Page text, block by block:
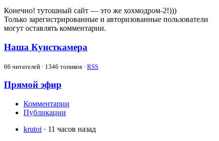
Конечно! тутошный сайт — это же хохмодром-2!)))
Только зарегистрированные и авторизованные пользователи
могут оставлять комментарии.
Наша Кунсткамера
66 читателей · 1346 топиков · RSS
Прямой эфир
Комментарии
Публикации
krutoi · 11 часов назад